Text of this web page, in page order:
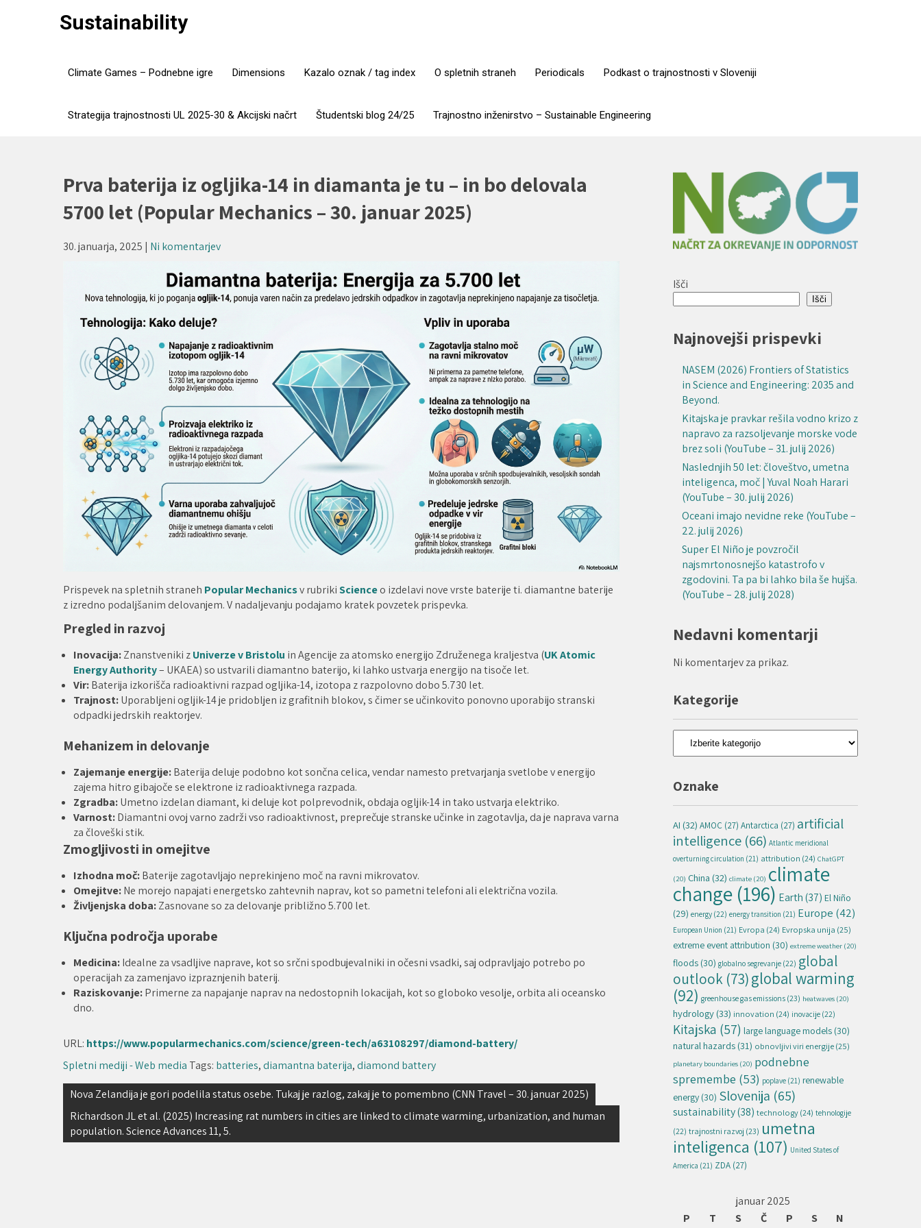
Sustainability
Climate Games – Podnebne igre Dimensions Kazalo oznak / tag index O spletnih straneh Periodicals Podkast o trajnostnosti v Sloveniji
Strategija trajnostnosti UL 2025-30 & Akcijski načrt Študentski blog 24/25 Trajnostno inženirstvo – Sustainable Engineering
Prva baterija iz ogljika-14 in diamanta je tu – in bo delovala
5700 let (Popular Mechanics – 30. januar 2025)
30. januarja, 2025 | Ni komentarjev
Prispevek na spletnih straneh Popular Mechanicsv rubrikiScienceo izdelavi nove vrste baterije ti. diamantne baterije
z izredno podaljšanim delovanjem. V nadaljevanju podajamo kratek povzetek prispevka.
Pregled in razvoj
Inovacija:Znanstveniki zUniverze v Bristolu in Agencije za atomsko energijo Združenega kraljestva (UK Atomic
Energy Authority– UKAEA) so ustvarili diamantno baterijo, ki lahko ustvarja energijo na tisoče let.
Vir:Baterija izkorišča radioaktivni razpad ogljika-14, izotopa z razpolovno dobo 5.730 let.
Trajnost:Uporabljeni ogljik-14 je pridobljen iz grafitnih blokov, s čimer se učinkovito ponovno uporabijo stranski
odpadki jedrskih reaktorjev.
Mehanizem in delovanje
Zajemanje energije:Baterija deluje podobno kot sončna celica, vendar namesto pretvarjanja svetlobe v energijo
zajema hitro gibajoče se elektrone iz radioaktivnega razpada.
Zgradba:Umetno izdelan diamant, ki deluje kot polprevodnik, obdaja ogljik-14 in tako ustvarja elektriko.
Varnost:Diamantni ovoj varno zadrži vso radioaktivnost, preprečuje stranske učinke in zagotavlja, da je naprava varna
za človeški stik.
Zmogljivosti in omejitve
Izhodna moč:Baterije zagotavljajo neprekinjeno moč na ravni mikrovatov.
Omejitve:Ne morejo napajati energetsko zahtevnih naprav, kot so pametni telefoni ali električna vozila.
Življenjska doba:Zasnovane so za delovanje približno 5.700 let.
Ključna področja uporabe
Medicina:Idealne za vsadljive naprave, kot so srčni spodbujevalniki in očesni vsadki, saj odpravljajo potrebo po
operacijah za zamenjavo izpraznjenih baterij.
Raziskovanje:Primerne za napajanje naprav na nedostopnih lokacijah, kot so globoko vesolje, orbita ali oceansko
dno.
URL: https://www.popularmechanics.com/science/green-tech/a63108297/diamond-battery/
Spletni mediji - Web media Tags: batteries,diamantna baterija,diamond battery
Navigacija
prispevka
Nova Zelandija je gori podelila status osebe. Tukaj je razlog, zakaj je to pomembno (CNN Travel – 30. januar 2025)
Richardson JL et al. (2025) Increasing rat numbers in cities are linked to climate warming, urbanization, and human
population. Science Advances 11, 5.
Išči
Išči
Najnovejši prispevki
NASEM (2026) Frontiers of Statistics
in Science and Engineering: 2035 and
Beyond.
Kitajska je pravkar rešila vodno krizo z
napravo za razsoljevanje morske vode
brez soli (YouTube – 31. julij 2026)
Naslednjih 50 let: človeštvo, umetna
inteligenca, moč | Yuval Noah Harari
(YouTube – 30. julij 2026)
Oceani imajo nevidne reke (YouTube –
22. julij 2026)
Super El Niño je povzročil
najsmrtonosnejšo katastrofo v
zgodovini. Ta pa bi lahko bila še hujša.
(YouTube – 28. julij 2028)
Nedavni komentarji
Ni komentarjev za prikaz.
Kategorije
Kategorije
Oznake
AI (32) AMOC (27) Antarctica (27) artificial
intelligence (66) Atlantic meridional
overturning circulation (21) attribution (24) ChatGPT
(20) China (32) climate (20) climate
change (196) Earth (37) El Niño
(29) energy (22) energy transition (21) Europe (42)
European Union (21) Evropa (24) Evropska unija (25)
extreme event attribution (30) extreme weather (20)
floods (30) globalno segrevanje (22) global
outlook (73)global warming
(92) greenhouse gas emissions (23) heatwaves (20)
hydrology(33) innovation (24) inovacije (22)
Kitajska (57) large language models (30)
natural hazards (31) obnovljivi viri energije(25)
planetary boundaries (20) podnebne
spremembe (53) poplave (21) renewable
energy (30) Slovenija (65)
sustainability(38) technology(24) tehnologije
(22) trajnostni razvoj (23) umetna
inteligenca (107) United States of
America (21) ZDA (27)
januar 2025
P
T S Č P S N